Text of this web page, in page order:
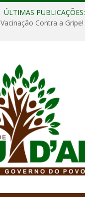
ÚLTIMAS PUBLICAÇÕES:
Vacinação Contra a Gripe!